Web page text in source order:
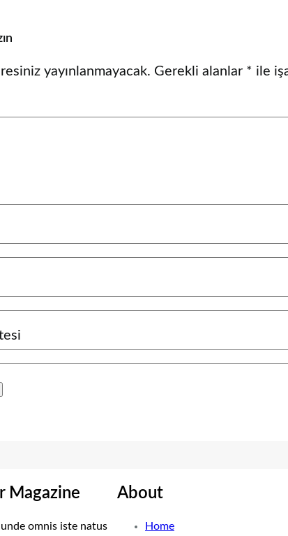
yayınlanmayacak. Gerekli alanlar * ile
Magazine
omnis iste natus
About
Home